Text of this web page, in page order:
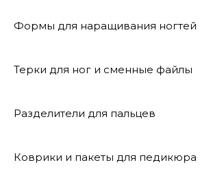
Формы для наращивания ногтей
Терки для ног и сменные файлы
Разделители для пальцев
Коврики и пакеты для педикюра